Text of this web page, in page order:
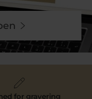
Det kan
måske falder
for gravering